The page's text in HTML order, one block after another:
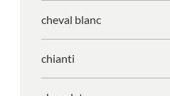
cheval blanc
chianti